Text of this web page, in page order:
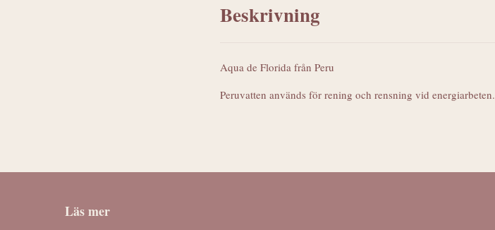
Beskrivning
Aqua de Florida från Peru
Peruvatten används för rening och rensning vid energiarbeten.
Läs mer